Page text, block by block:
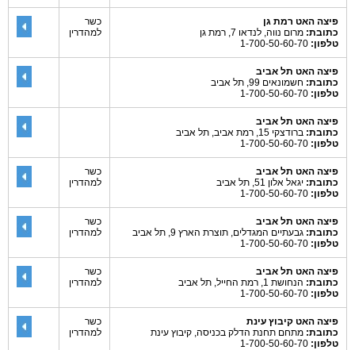
פיצה האט רמת גן
כתובת: מרום נווה, לנדאו 7, רמת גן
טלפון:
כשר
למהדרין
פיצה האט תל אביב
כתובת: חשמונאים 99, תל אביב
טלפון:
פיצה האט תל אביב
כתובת: ברודצקי 15, רמת אביב, תל אביב
טלפון:
פיצה האט תל אביב
כתובת: יגאל אלון 51, תל אביב
טלפון:
כשר
למהדרין
פיצה האט תל אביב
כתובת: גבעתיים המגדלים, תוצרת הארץ 9, תל אביב
טלפון:
כשר
למהדרין
פיצה האט תל אביב
כתובת: הנחושת 1, רמת החייל, תל אביב
טלפון:
כשר
למהדרין
פיצה האט קיבוץ עינת
כתובת: מתחם תחנת הדלק בכניסה, קיבוץ עינת
טלפון:
כשר
למהדרין